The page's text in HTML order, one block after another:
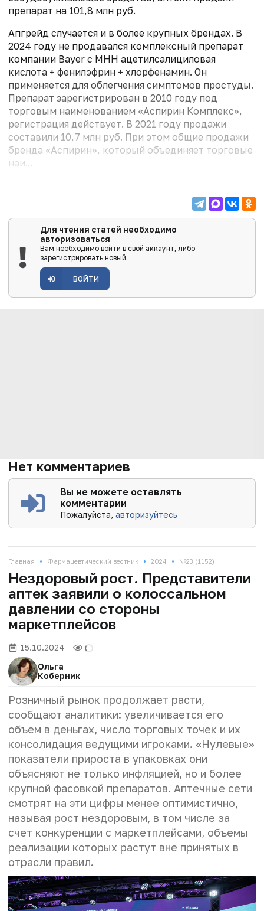
препарат на 101,8 млн руб.
Апгрейд случается и в более крупных брендах. В
2024 году не продавался комплексный препарат
компании Bayer с МНН ацетилсалициловая
кислота + фенилэфрин + хлорфенамин. Он
применяется для облегчения симптомов простуды.
Препарат зарегистрирован в 2010 году под
торговым наименованием «Аспирин Комплекс»,
регистрация действует. В 2021 году продажи
составили 10,7 млн руб. При этом общие продажи
бренда «Аспирин», который объединяет торговые
наи...
Для чтения статей необходимо
авторизоваться
Вам необходимо войти в свой аккаунт, либо
зарегистрировать новый.
ВОЙТИ
Нет комментариев
Вы не можете оставлять
комментарии
Пожалуйста,авторизуйтесь
Главная • Фармацевтический вестник • 2024 • №23 (1152)
Нездоровый рост. Представители
аптек заявили о колоссальном
давлении со стороны
маркетплейсов
15.10.2024
Ольга
Коберник
Розничный рынок продолжает расти,
сообщают аналитики: увеличивается его
объем в деньгах, число торговых точек и их
консолидация ведущими игроками. «Нулевые»
показатели прироста в упаковках они
объясняют не только инфляцией, но и более
крупной фасовкой препаратов. Аптечные сети
смотрят на эти цифры менее оптимистично,
называя рост нездоровым, в том числе за
счет конкуренции с маркетплейсами, объемы
реализации которых растут вне принятых в
отрасли правил.